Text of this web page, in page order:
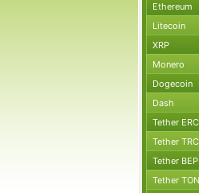
Ethereum
Litecoin
XRP
Monero
Dogecoin
Dash
Tether
Tether
Tether
Tether TON